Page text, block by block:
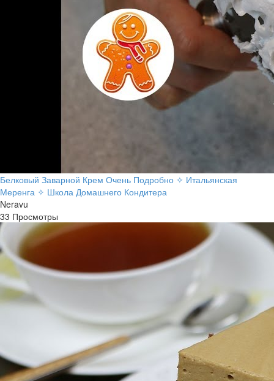
Белковый Заварной Крем Очень Подробно ✧ Итальянская
Меренга ✧ Школа Домашнего Кондитера
Neravu
33 Просмотры